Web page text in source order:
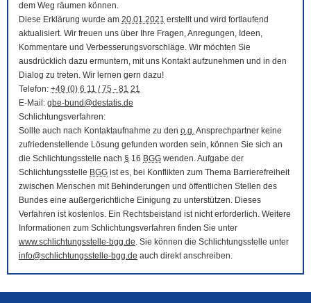
dem Weg räumen können.
Diese Erklärung wurde am 20.01.2021 erstellt und wird fortlaufend
aktualisiert. Wir freuen uns über Ihre Fragen, Anregungen, Ideen,
Kommentare und Verbesserungsvorschläge. Wir möchten Sie
ausdrücklich dazu ermuntern, mit uns Kontakt aufzunehmen und in den
Dialog zu treten. Wir lernen gern dazu!
Telefon: +49 (0) 6 11 / 75 - 81 21
E-Mail : gbe-bund@destatis.de
Schlichtungsverfahren:
Sollte auch nach Kontaktaufnahme zu den o.g.Ansprechpartner keine
zufriedenstellende Lösung gefunden worden sein, können Sie sich an
die Schlichtungsstelle nach § 16 BGG wenden. Aufgabe der
Schlichtungsstelle BGG ist es, bei Konflikten zum Thema Barrierefreiheit
zwischen Menschen mit Behinderungen und öffentlichen Stellen des
Bundes eine außergerichtliche Einigung zu unterstützen. Dieses
Verfahren ist kostenlos. Ein Rechtsbeistand ist nicht erforderlich. Weitere
Informationen zum Schlichtungsverfahren finden Sie unter
www.schlichtungsstelle-bgg.de. Sie können die Schlichtungsstelle unter
info@schlichtungsstelle-bgg.de auch direkt anschreiben.